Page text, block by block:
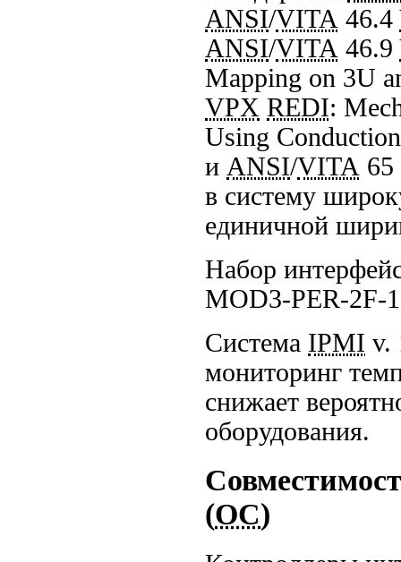
ANSI/VITA 46.4
ANSI/VITA 46.9
Mapping on 3U
VPX REDI:
Using
и ANSI/VITA 65
в систему
единичной
Набор
MOD3-PER-2F-
Система IPMI v.
мониторинг
снижает
оборудования.
(ОС)